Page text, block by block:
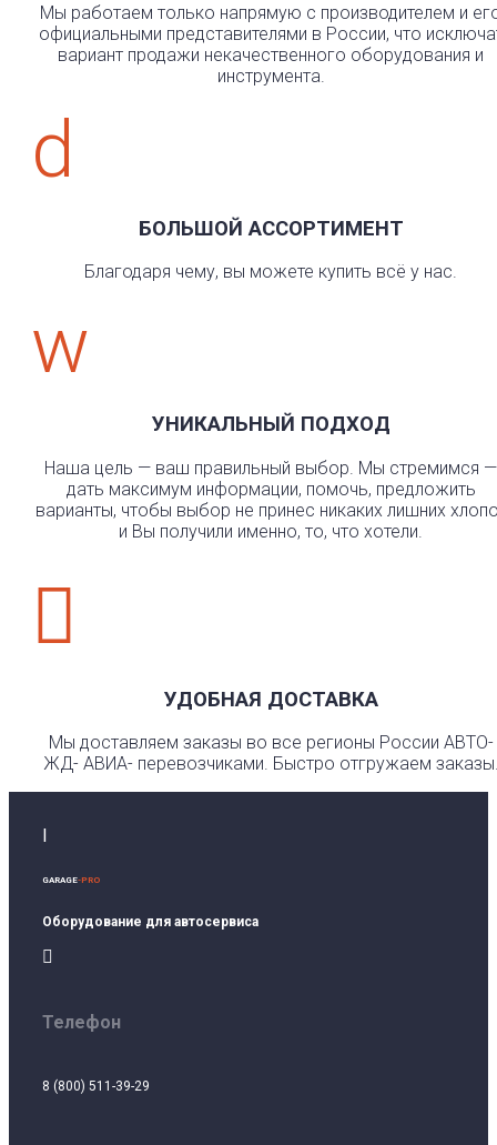
Мы работаем только напрямую с производителем и
официальными представителями в России, что
вариант продажи некачественного оборудования и
инструмента.
d
БОЛЬШОЙ АССОРТИМЕНТ
Благодаря чему, вы можете купить всё у нас.
w
УНИКАЛЬНЫЙ ПОДХОД
Наша цель — ваш правильный выбор. Мы стремимся —
дать максимум информации, помочь, предложить
варианты, чтобы выбор не принес никаких лишних
и Вы получили именно, то, что хотели.

УДОБНАЯ ДОСТАВКА
Мы доставляем заказы во все регионы России АВТО-
ЖД- АВИА- перевозчиками. Быстро отгружаем
GARAGE-PRO
Оборудование для автосервиса

Телефон
8 (800) 511-39-29